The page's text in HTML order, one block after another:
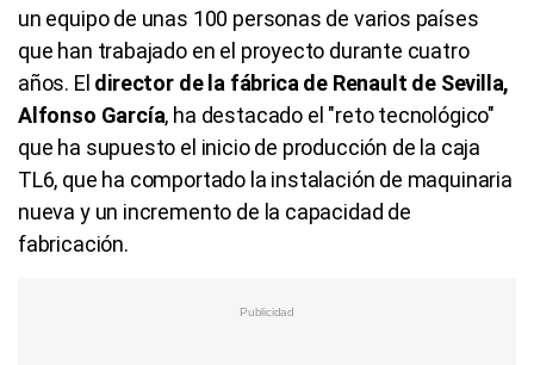
un equipo de unas 100 personas de varios países
que han trabajado en el proyecto durante cuatro
años. El director de la fábrica de Renault de Sevilla,
Alfonso García, ha destacado el "reto tecnológico"
que ha supuesto el inicio de producción de la caja
TL6, que ha comportado la instalación de maquinaria
nueva y un incremento de la capacidad de
fabricación.